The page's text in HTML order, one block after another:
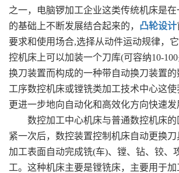
之一，电脑锣加工企业这类传统机床是
的基础上不断发展结合起来的， 凸轮设计
要求和使用场合,选择从动件运动规律，
控机床上可以加装一个刀库(可容纳10-
换刀装置而构成的一种带自动换刀装置
工序数控机床或镗铣类加工技术中心这
更进一步地向自动化和高效化方向快速发
数控加工中心机床与普通数控机床
紧一次后，数控装置控制机床自动更换
加工表面自动完成铣(车)、镗、钻、铰、
工。这种机床主要是镗铣床，主要用于